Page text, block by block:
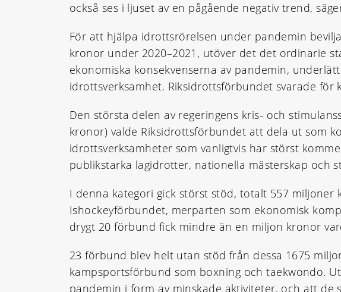
också ses i ljuset av en pågående negativ trend,
För att hjälpa idrottsrörelsen under pandemin
kronor under 2020–2021, utöver det det ordinarie
ekonomiska konsekvenserna av pandemin,
idrottsverksamhet. Riksidrottsförbundet svarade
Den största delen av regeringens kris- och
kronor) valde Riksidrottsförbundet att dela ut som
idrottsverksamheter som vanligtvis har störst
publikstarka lagidrotter, nationella mästerskap och
I denna kategori gick störst stöd, totalt 557 miljoner
Ishockeyförbundet, merparten som ekonomisk
drygt 20 förbund fick mindre än en miljon kronor
23 förbund blev helt utan stöd från dessa 1675
kampsportsförbund som boxning och taekwondo.
pandemin i form av minskade aktiviteter, och att de